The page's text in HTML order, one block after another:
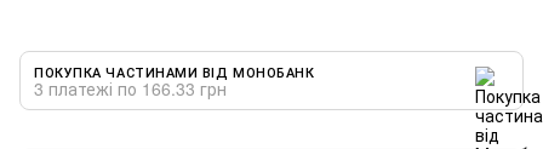
ПОКУПКА ЧАСТИНАМИ ВІД МОНОБАНК
3 платежі по 166.33 грн